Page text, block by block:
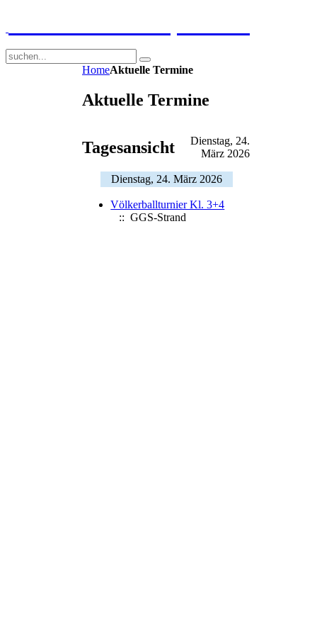
HomeAktuelle Termine
Aktuelle Termine
Tagesansicht
Dienstag, 24.
März 2026
Dienstag, 24. März 2026
Völkerballturnier Kl. 3+4
:: GGS-Strand